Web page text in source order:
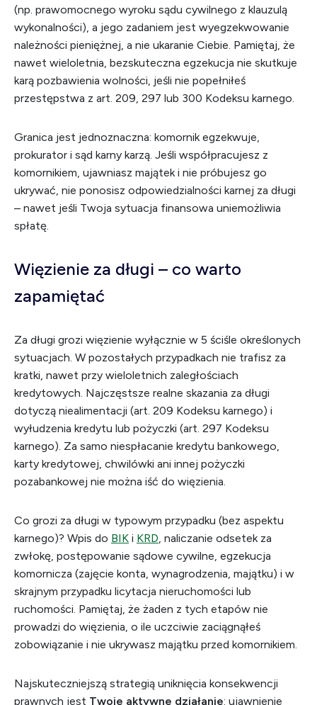
(np. prawomocnego wyroku sądu cywilnego z klauzulą
wykonalności), a jego zadaniem jest wyegzekwowanie
należności pieniężnej, a nie ukaranie Ciebie. Pamiętaj, że
nawet wieloletnia, bezskuteczna egzekucja nie skutkuje
karą pozbawienia wolności, jeśli nie popełniłeś
przestępstwa z art. 209, 297 lub 300 Kodeksu karnego.
Granica jest jednoznaczna: komornik egzekwuje,
prokurator i sąd karny karzą. Jeśli współpracujesz z
komornikiem, ujawniasz majątek i nie próbujesz go
ukrywać, nie ponosisz odpowiedzialności karnej za długi
– nawet jeśli Twoja sytuacja finansowa uniemożliwia
spłatę.
Więzienie za długi – co warto
zapamiętać
Za długi grozi więzienie wyłącznie w 5 ściśle określonych
sytuacjach. W pozostałych przypadkach nie trafisz za
kratki, nawet przy wieloletnich zaległościach
kredytowych. Najczęstsze realne skazania za długi
dotyczą niealimentacji (art. 209 Kodeksu karnego) i
wyłudzenia kredytu lub pożyczki (art. 297 Kodeksu
karnego). Za samo niespłacanie kredytu bankowego,
karty kredytowej, chwilówki ani innej pożyczki
pozabankowej nie można iść do więzienia.
Co grozi za długi w typowym przypadku (bez aspektu
karnego)? Wpis do BIK i KRD, naliczanie odsetek za
zwłokę, postępowanie sądowe cywilne, egzekucja
komornicza (zajęcie konta, wynagrodzenia, majątku) i w
skrajnym przypadku licytacja nieruchomości lub
ruchomości. Pamiętaj, że żaden z tych etapów nie
prowadzi do więzienia, o ile uczciwie zaciągnąłeś
zobowiązanie i nie ukrywasz majątku przed komornikiem.
Najskuteczniejszą strategią uniknięcia konsekwencji
prawnych jest Twoje aktywne działanie: ujawnienie